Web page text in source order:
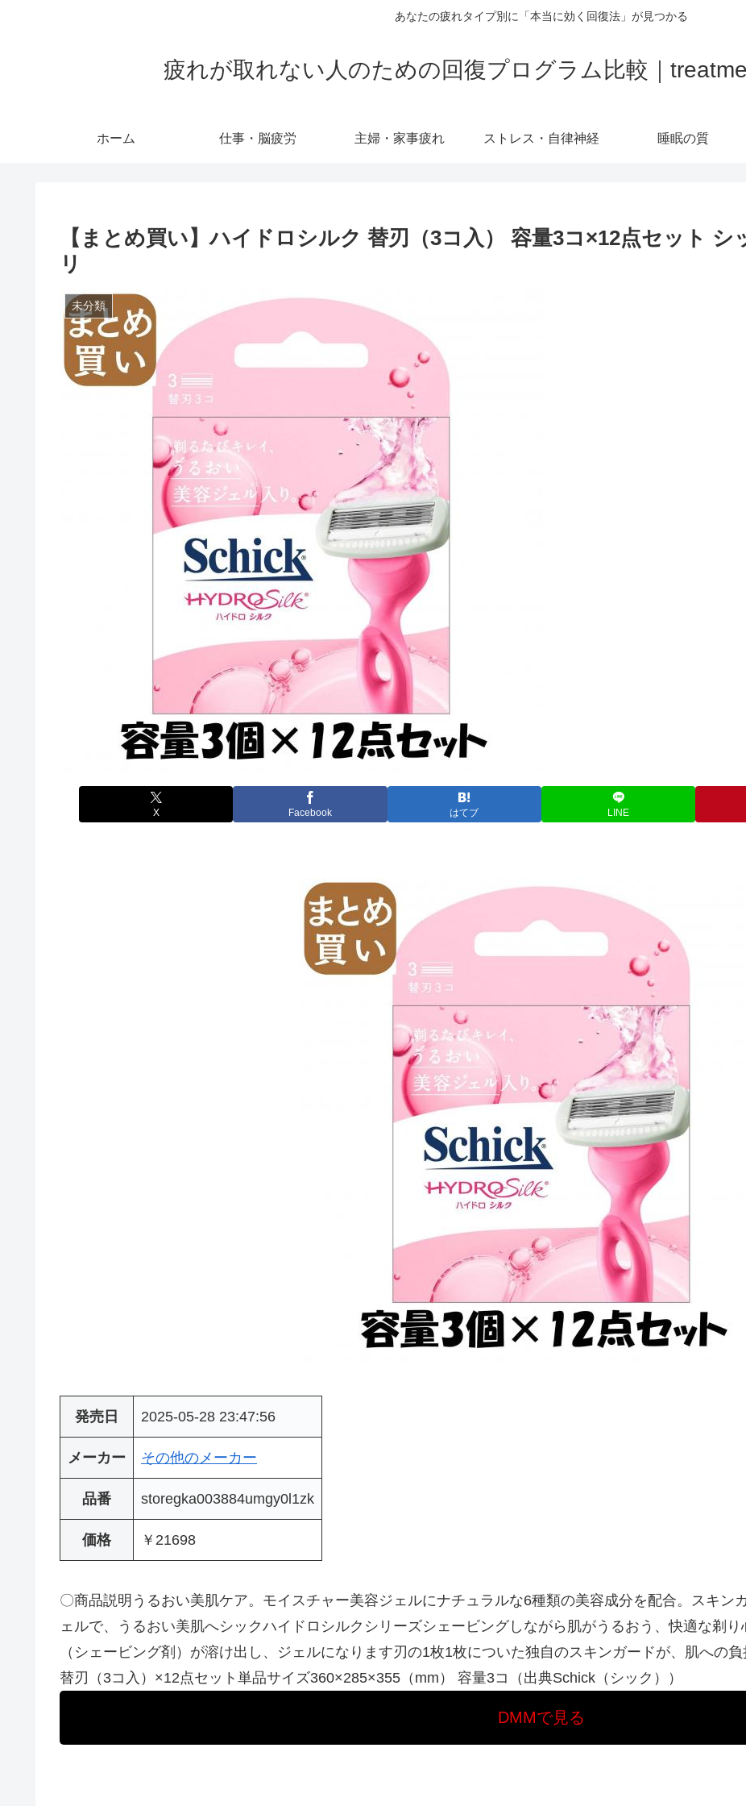
あなたの疲れタイプ別に「本当に効く回復法」が見つかる
疲れが取れない人のための回復プログラム比較｜
ホーム 仕事・脳疲労 主婦・家事疲れ ストレス・自律神経 睡眠の質
【まとめ買い】ハイドロシルク 替刃（3コ入） 容量3コ×12点セット
リ
未分類
X Facebook はてブ LINE
発売日 2025-05-28 23:47:56
メーカー その他のメーカー
品番 storegka003884umgy0l1zk
価格 ￥21698
〇商品説明うるおい美肌ケア。モイスチャー美容ジェルにナチュラルな6種類の美容成分を配合。スキン
ェルで、うるおい美肌へシックハイドロシルクシリーズシェービングしながら肌がうるおう、快適な剃
（シェービング剤）が溶け出し、ジェルになります刃の1枚1枚についた独自のスキンガードが、肌への
替刃（3コ入）×12点セット単品サイズ360×285×355（mm） 容量3コ（出典Schick（シック））
DMMで見る